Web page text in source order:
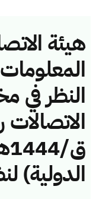
هيئة
النظر في
الدولية)